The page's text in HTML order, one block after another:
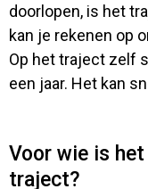
doorlopen, is het
kan je rekenen op
Op het traject zelf
een jaar. Het kan
Voor wie is
traject?